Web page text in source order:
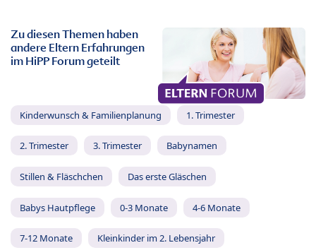
Zu diesen Themen haben
andere Eltern Erfahrungen
im HiPP Forum geteilt
Kinderwunsch & Familienplanung 1. Trimester
2. Trimester 3. Trimester Babynamen
Stillen & Fläschchen Das erste Gläschen
Babys Hautpflege 0-3 Monate 4-6 Monate
7-12 Monate Kleinkinder im 2. Lebensjahr